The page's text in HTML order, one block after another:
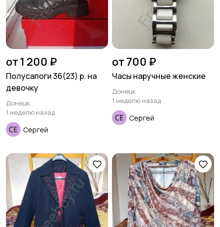
от 1 200 ₽
Полусапоги 36(23) р. на
девочку
Донецк
1 неделю назад
Сергей
от 700 ₽
Часы наручные женские
Донецк
1 неделю назад
Сергей